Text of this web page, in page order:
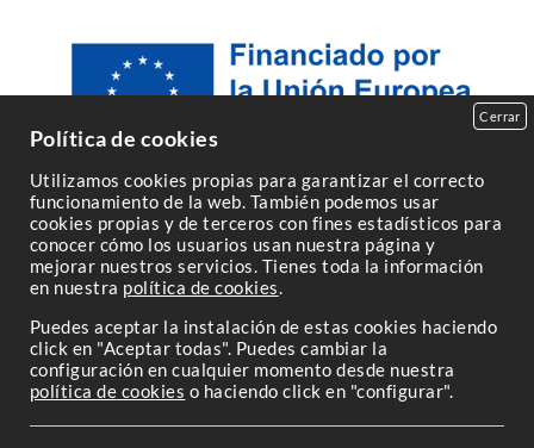
Powered by
Cerrar
Política de cookies
Utilizamos cookies propias para garantizar el correcto
funcionamiento de la web. También podemos usar
cookies propias y de terceros con fines estadísticos para
conocer cómo los usuarios usan nuestra página y
mejorar nuestros servicios. Tienes toda la información
en nuestra política de cookies.
Puedes aceptar la instalación de estas cookies haciendo
click en "Aceptar todas". Puedes cambiar la
configuración en cualquier momento desde nuestra
política de cookies o haciendo click en "configurar".